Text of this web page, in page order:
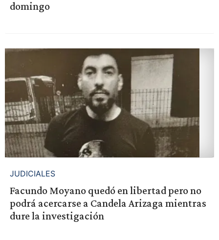
domingo
JUDICIALES
Facundo Moyano quedó en libertad pero no
podrá acercarse a Candela Arizaga mientras
dure la investigación